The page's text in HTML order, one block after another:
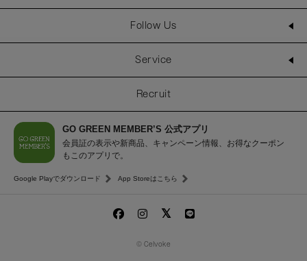
Follow Us
Service
Recruit
GO GREEN MEMBER’S 公式アプリ
会員証の表示や新商品、キャンペーン情報、お得なクーポン
もこのアプリで。
Google Playでダウンロード App Storeはこちら
© Celvoke